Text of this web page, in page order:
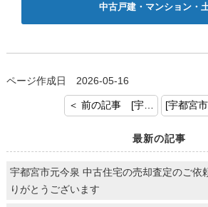
中古戸建・マンション・
ページ作成日 2026-05-16
＜ 前の記事 [宇都宮市平松本町 中古住宅の売却査定のご依頼をいただき、誠にありがとうございます]
最新の記事
宇都宮市元今泉 中古住宅の売却査定のご依
りがとうございます